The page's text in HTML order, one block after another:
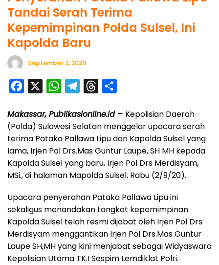
Tandai Serah Terima
Kepemimpinan Polda Sulsel, Ini
Kapolda Baru
September 2, 2020
c
e
b
o
o
W
a
t
s
A
p
l
e
g
r
a
r
e
a
d
s
a
r
e
Makassar, Publikasionline.id – Kepolisian Daerah
(Polda) Sulawesi Selatan menggelar upacara serah
terima Pataka Pallawa Lipu dari Kapolda Sulsel yang
lama, Irjen Pol Drs.Mas Guntur Laupe, SH MH kepada
Kapolda Sulsel yang baru, Irjen Pol Drs Merdisyam,
MSi., di halaman Mapolda Sulsel, Rabu (2/9/20).
Upacara penyerahan Pataka Pallawa Lipu ini
sekaligus menandakan tongkat kepemimpinan
Kapolda Sulsel telah resmi dijabat oleh Irjen Pol Drs
Merdisyam menggantikan Irjen Pol Drs.Mas Guntur
Laupe SH,MH yang kini menjabat sebagai Widyaswara
Kepolisian Utama TK.I Sespim Lemdiklat Polri.